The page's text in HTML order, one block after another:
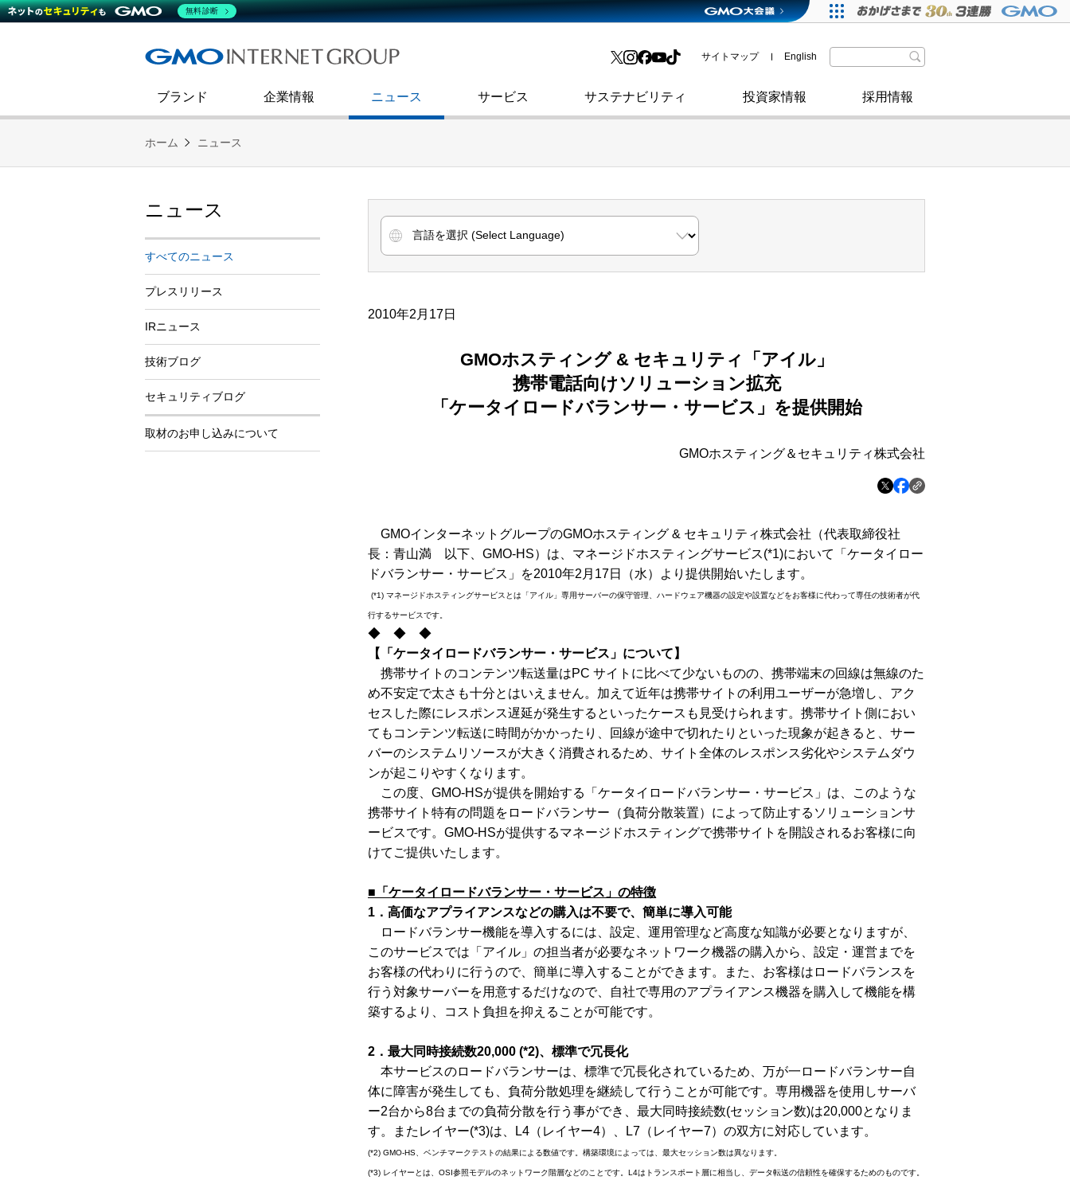
ブランド
企業情報
会社概要
社史
渋谷フクラス入館方法
ニュース
技術ブログ 取材のお申し込みについて
サービス
インターネットセキュリティ事業 その他
サステナビリティ
コミュニケーション
ダイバーシティ＆インクルージョン
SDGsへの取り組み
政府・自治体からの認定
投資家情報
熊谷正寿が語るグループ成長戦略・
財務・業績
よくあるご質問 格付・社債情報
採用情報
第二新卒採用 サイトマップ English
ホーム ニュース
2010年2月17日
GMOホスティング& セキュリティ「アイル」
携帯電話向けソリューション拡充
「ケータイロードバランサー・サービス」を提供開始
GMOホスティング＆セキュリティ株式会社
GMOインターネットグループのGMOホスティング & セキュリティ株式会社（代表取締役社
長：青山満 以下、GMO-HS）は、マネージドホスティングサービス(*1)において「ケータイロー
ドバランサー・サービス」を2010年2月17日（水）より提供開始いたします。
(*1) マネージドホスティングサービスとは「アイル」専用サーバーの保守管理、ハードウェア機器の設定や設置などをお客様に代わって専任の技術者が代
行するサービスです。
◆ ◆ ◆
【「ケータイロードバランサー・サービス」について】
携帯サイトのコンテンツ転送量はPC サイトに比べて少ないものの、携帯端末の回線は無線のた
め不安定で太さも十分とはいえません。加えて近年は携帯サイトの利用ユーザーが急増し、アク
セスした際にレスポンス遅延が発生するといったケースも見受けられます。携帯サイト側におい
てもコンテンツ転送に時間がかかったり、回線が途中で切れたりといった現象が起きると、サー
バーのシステムリソースが大きく消費されるため、サイト全体のレスポンス劣化やシステムダウ
ンが起こりやすくなります。
この度、GMO-HSが提供を開始する「ケータイロードバランサー・サービス」は、このような
携帯サイト特有の問題をロードバランサー（負荷分散装置）によって防止するソリューションサ
ービスです。GMO-HSが提供するマネージドホスティングで携帯サイトを開設されるお客様に向
けてご提供いたします。
■「ケータイロードバランサー・サービス」の特徴
1 ．高価なアプライアンスなどの購入は不要で、簡単に導入可能
ロードバランサー機能を導入するには、設定、運用管理など高度な知識が必要となりますが、
このサービスでは「アイル」の担当者が必要なネットワーク機器の購入から、設定・運営までを
お客様の代わりに行うので、簡単に導入することができます。また、お客様はロードバランスを
行う対象サーバーを用意するだけなので、自社で専用のアプライアンス機器を購入して機能を構
築するより、コスト負担を抑えることが可能です。
2 ．最大同時接続数20,000 (*2)、標準で冗長化
本サービスのロードバランサーは、標準で冗長化されているため、万が一ロードバランサー自
体に障害が発生しても、負荷分散処理を継続して行うことが可能です。専用機器を使用しサーバ
ー2台から8台までの負荷分散を行う事ができ、最大同時接続数(セッション数)は20,000となりま
す。またレイヤー(*3)は、L4（レイヤー4）、L7（レイヤー7）の双方に対応しています。
(*2) GMO-HS、ベンチマークテストの結果による数値です。構築環境によっては、最大セッション数は異なります。
(*3) レイヤーとは、OSI参照モデルのネットワーク階層などのことです。L4はトランスポート層に相当し、データ転送の信頼性を確保するためのものです。
ニュース
すべてのニュース
プレスリリース
IRニュース
技術ブログ
セキュリティブログ
取材のお申し込みについて
無料診断